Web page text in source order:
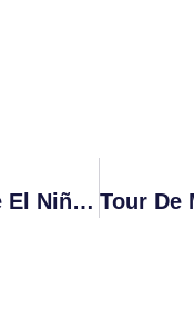
Climat: L’ONU Juge «probable À 80%» Un Épisode El Niño Cet Été